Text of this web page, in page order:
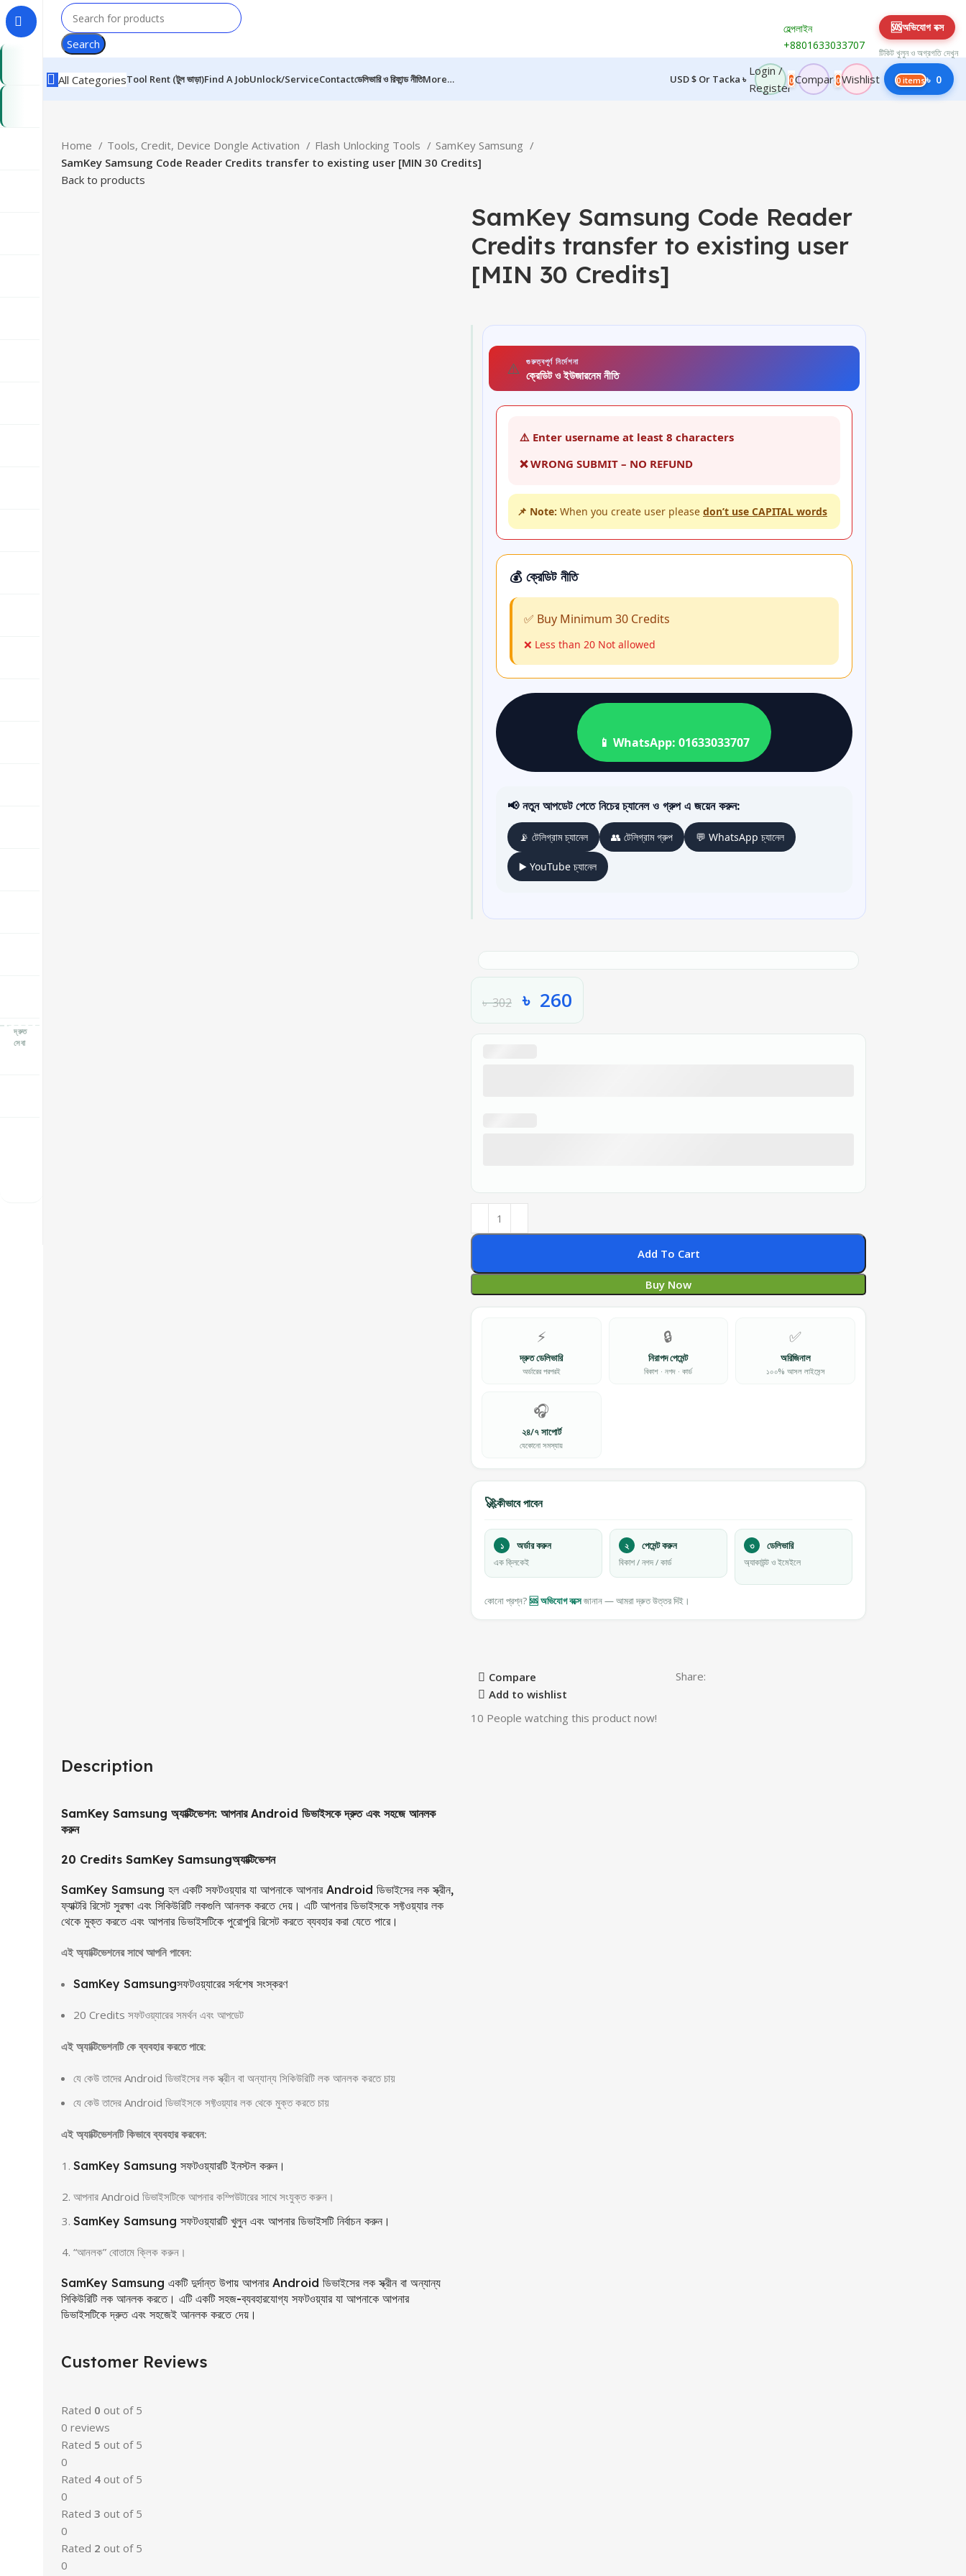
Search
হেল্পলাইন
+8801633033707
🆘অভিযোগ বক্স
টিকিট খুলুন ও অগ্রগতি দেখুন
All CategoriesTool Rent (টুল ভাড়া)Find A JobUnlock/ServiceContactডেলিভারি ও রিফান্ড নীতিMore… USD $ Or Tacka ৳
Login /
Register
0Compare
0Wishlist 0 items৳ 0
Home Tools, Credit, Device Dongle Activation Flash Unlocking Tools
SamKey Samsung
SamKey Samsung Code Reader Credits transfer to existing user [MIN 30 Credits]
Back to products
SamKey Samsung Code Reader
Credits transfer to existing user
[MIN 30 Credits]
⚠️ গুরুত্বপূর্ণ নির্দেশনা
ক্রেডিট ও ইউজারনেম নীতি
⚠️ Enter username at least 8 characters
❌ WRONG SUBMIT – NO REFUND
📌 Note: When you create user please don’t use CAPITAL words
💰 ক্রেডিট নীতি
✅ Buy Minimum 30 Credits
❌ Less than 20 Not allowed
📱 WhatsApp: 01633033707
📢 নতুন আপডেট পেতে নিচের চ্যানেল ও গ্রুপ এ জয়েন করুন:
📡 টেলিগ্রাম চ্যানেল 👥 টেলিগ্রাম গ্রুপ 💬 WhatsApp চ্যানেল
▶️ YouTube চ্যানেল
৳302 ৳ 260
Add To Cart
Buy Now
⚡
দ্রুত ডেলিভারি
অর্ডারের পরপরই
🔒
নিরাপদ পেমেন্ট
বিকাশ · নগদ · কার্ড
✅
অরিজিনাল
১০০% আসল লাইসেন্স
🎧
২৪/৭ সাপোর্ট
যেকোনো সমস্যায়
🚀কীভাবে পাবেন
১ অর্ডার করুন
এক ক্লিকেই
২ পেমেন্ট করুন
বিকাশ / নগদ / কার্ড
৩ ডেলিভারি
অ্যাকাউন্ট ও ইমেইলে
কোনো প্রশ্ন?🆘 অভিযোগ বক্সেজানান — আমরা দ্রুত উত্তর দিই।
Compare
Add to wishlist
Share:
10 People watching this product now!
Description
SamKey Samsung অ্যাক্টিভেশন: আপনার Android ডিভাইসকে দ্রুত এবং সহজে আনলক
করুন
20 Credits SamKey Samsungঅ্যাক্টিভেশন
SamKey Samsung হল একটি সফটওয়্যার যা আপনাকে আপনার Android ডিভাইসের লক স্ক্রীন,
ফ্যাক্টরি রিসেট সুরক্ষা এবং সিকিউরিটি লকগুলি আনলক করতে দেয়। এটি আপনার ডিভাইসকে সফ্টওয়্যার লক
থেকে মুক্ত করতে এবং আপনার ডিভাইসটিকে পুরোপুরি রিসেট করতে ব্যবহার করা যেতে পারে।
এই অ্যাক্টিভেশনের সাথে আপনি পাবেন:
SamKey Samsungসফটওয়্যারের সর্বশেষ সংস্করণ
20 Credits সফটওয়্যারের সমর্থন এবং আপডেট
এই অ্যাক্টিভেশনটি কে ব্যবহার করতে পারে:
যে কেউ তাদের Android ডিভাইসের লক স্ক্রীন বা অন্যান্য সিকিউরিটি লক আনলক করতে চায়
যে কেউ তাদের Android ডিভাইসকে সফ্টওয়্যার লক থেকে মুক্ত করতে চায়
এই অ্যাক্টিভেশনটি কিভাবে ব্যবহার করবেন:
SamKey Samsung সফটওয়্যারটি ইনস্টল করুন।
আপনার Android ডিভাইসটিকে আপনার কম্পিউটারের সাথে সংযুক্ত করুন।
SamKey Samsung সফটওয়্যারটি খুলুন এবং আপনার ডিভাইসটি নির্বাচন করুন।
“আনলক” বোতামে ক্লিক করুন।
SamKey Samsung একটি দুর্দান্ত উপায় আপনার Android ডিভাইসের লক স্ক্রীন বা অন্যান্য
সিকিউরিটি লক আনলক করতে। এটি একটি সহজ-ব্যবহারযোগ্য সফটওয়্যার যা আপনাকে আপনার
ডিভাইসটিকে দ্রুত এবং সহজেই আনলক করতে দেয়।
Customer Reviews
Rated 0 out of 5
0 reviews
Rated 5 out of 5
0
Rated 4 out of 5
0
Rated 3 out of 5
0
Rated 2 out of 5
0